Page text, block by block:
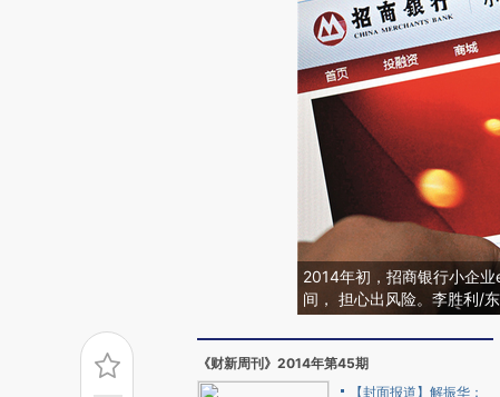
2014年初，招商银行小企
间， 担心出风险。李胜利/
《财新周刊》2014年第45期
【封面报道】解振华：